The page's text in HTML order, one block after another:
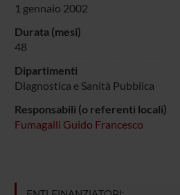
1 gennaio 2002
Durata (mesi)
48
Dipartimenti
Diagnostica e Sanità Pubblica
Responsabili (o referenti locali)
Fumagalli Guido Francesco